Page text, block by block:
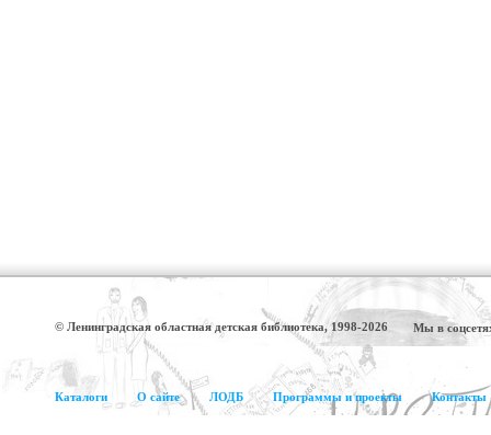
© Ленинградская областная детская библиотека, 1998-2026 Мы в
Каталоги О сайте ЛОДБ Программы и проекты Контакты